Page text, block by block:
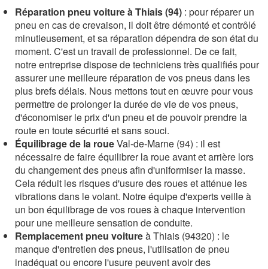
Réparation pneu voiture à Thiais (94) : pour réparer un
pneu en cas de crevaison, il doit être démonté et contrôlé
minutieusement, et sa réparation dépendra de son état du
moment. C'est un travail de professionnel. De ce fait,
notre entreprise dispose de techniciens très qualifiés pour
assurer une meilleure réparation de vos pneus dans les
plus brefs délais. Nous mettons tout en œuvre pour vous
permettre de prolonger la durée de vie de vos pneus,
d'économiser le prix d'un pneu et de pouvoir prendre la
route en toute sécurité et sans souci.
Équilibrage de la roueVal-de-Marne (94) : il est
nécessaire de faire équilibrer la roue avant et arrière lors
du changement des pneus afin d'uniformiser la masse.
Cela réduit les risques d'usure des roues et atténue les
vibrations dans le volant. Notre équipe d'experts veille à
un bon équilibrage de vos roues à chaque intervention
pour une meilleure sensation de conduite.
Remplacement pneu voitureà Thiais (94320) : le
manque d'entretien des pneus, l'utilisation de pneu
inadéquat ou encore l'usure peuvent avoir des